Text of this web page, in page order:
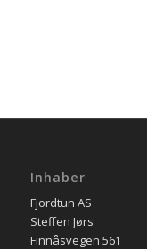
Inhaber
Fjordtun AS
Steffen Jørs
Finnåsvegen 561